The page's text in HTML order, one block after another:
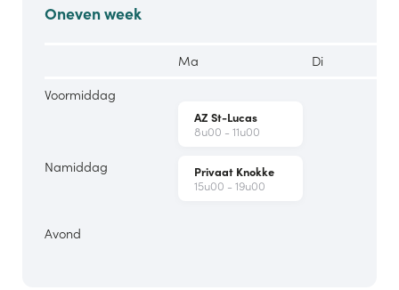
Oneven week
Ma
Di
Voormiddag
AZ St-Lucas
8u00 - 11u00
Namiddag Privaat Knokke
15u00 - 19u00
Avond